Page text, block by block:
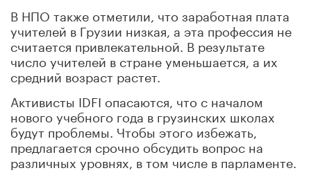
В НПО также отметили, что заработная плата
учителей в Грузии низкая, а эта профессия не
считается привлекательной. В результате
число учителей в стране уменьшается, а их
средний возраст растет.
Активисты IDFI опасаются, что с началом
нового учебного года в грузинских школах
будут проблемы. Чтобы этого избежать,
предлагается срочно обсудить вопрос на
различных уровнях, в том числе в парламенте.